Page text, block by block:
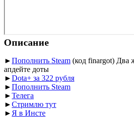
Описание
►Пополнить Steam (код finargot) Два
апдейте доты
►Dota+ за 322 рубля
►Пополнить Steam
►Телега
►Стримлю тут
► Я в Инсте